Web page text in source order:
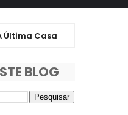
Casa
BLOG